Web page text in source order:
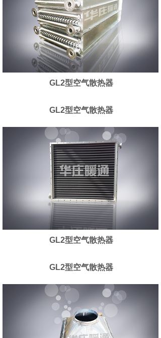
GL2型空气散热器
GL2型空气散热器
GL2型空气散热器
GL2型空气散热器